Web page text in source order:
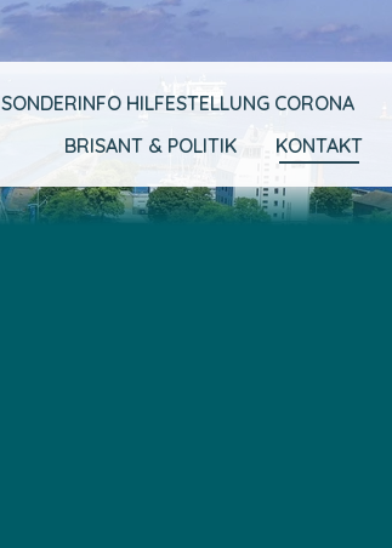
SONDERINFO HILFESTELLUNG CORONA
BRISANT & POLITIK
KONTAKT